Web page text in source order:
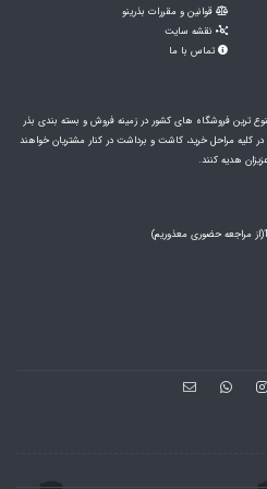
قوانین و مقررات بذرینو
نقشه سایت
تماس با ما
ترین فروشگاه های کشور در زمینه فروش و بسته بندی بذر
در کلیه مراحل خرید، کاشت و برداشت در کنار مشتریان خواهند
هدیه کنند.